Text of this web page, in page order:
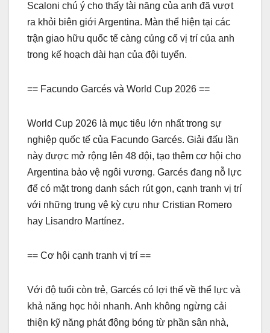
Scaloni chú ý cho thấy tài năng của anh đã vượt
ra khỏi biên giới Argentina. Màn thể hiện tại các
trận giao hữu quốc tế càng củng cố vị trí của anh
trong kế hoạch dài hạn của đội tuyển.
== Facundo Garcés và World Cup 2026 ==
World Cup 2026 là mục tiêu lớn nhất trong sự
nghiệp quốc tế của Facundo Garcés. Giải đấu lần
này được mở rộng lên 48 đội, tạo thêm cơ hội cho
Argentina bảo vệ ngôi vương. Garcés đang nỗ lực
để có mặt trong danh sách rút gọn, cạnh tranh vị trí
với những trung vệ kỳ cựu như Cristian Romero
hay Lisandro Martínez.
== Cơ hội cạnh tranh vị trí ==
Với độ tuổi còn trẻ, Garcés có lợi thế về thể lực và
khả năng học hỏi nhanh. Anh không ngừng cải
thiện kỹ năng phát động bóng từ phần sân nhà,